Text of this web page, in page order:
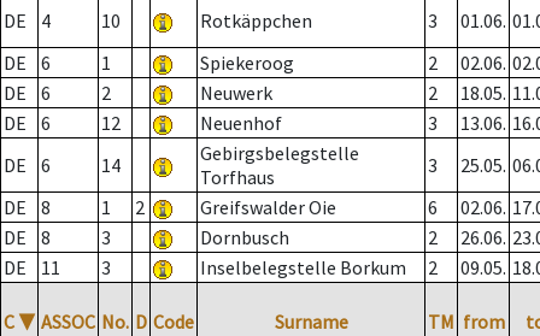
DE
4 10 Rotkäppchen 3 01.06.
DE
6 1 Spiekeroog 2 02.06.
DE
6 2 Neuwerk 2 18.05.
DE
6 12 Neuenhof 3 13.06.
DE
6 14
Gebirgsbelegstelle
Torfhaus
3 25.05.
DE
8 1 2 Greifswalder Oie 6 02.06.
DE
8 3 Dornbusch 2 26.06.
DE
11 3 Inselbelegstelle Borkum 2 09.05.
C ▼ ASSOC No. D Code Surname TM from